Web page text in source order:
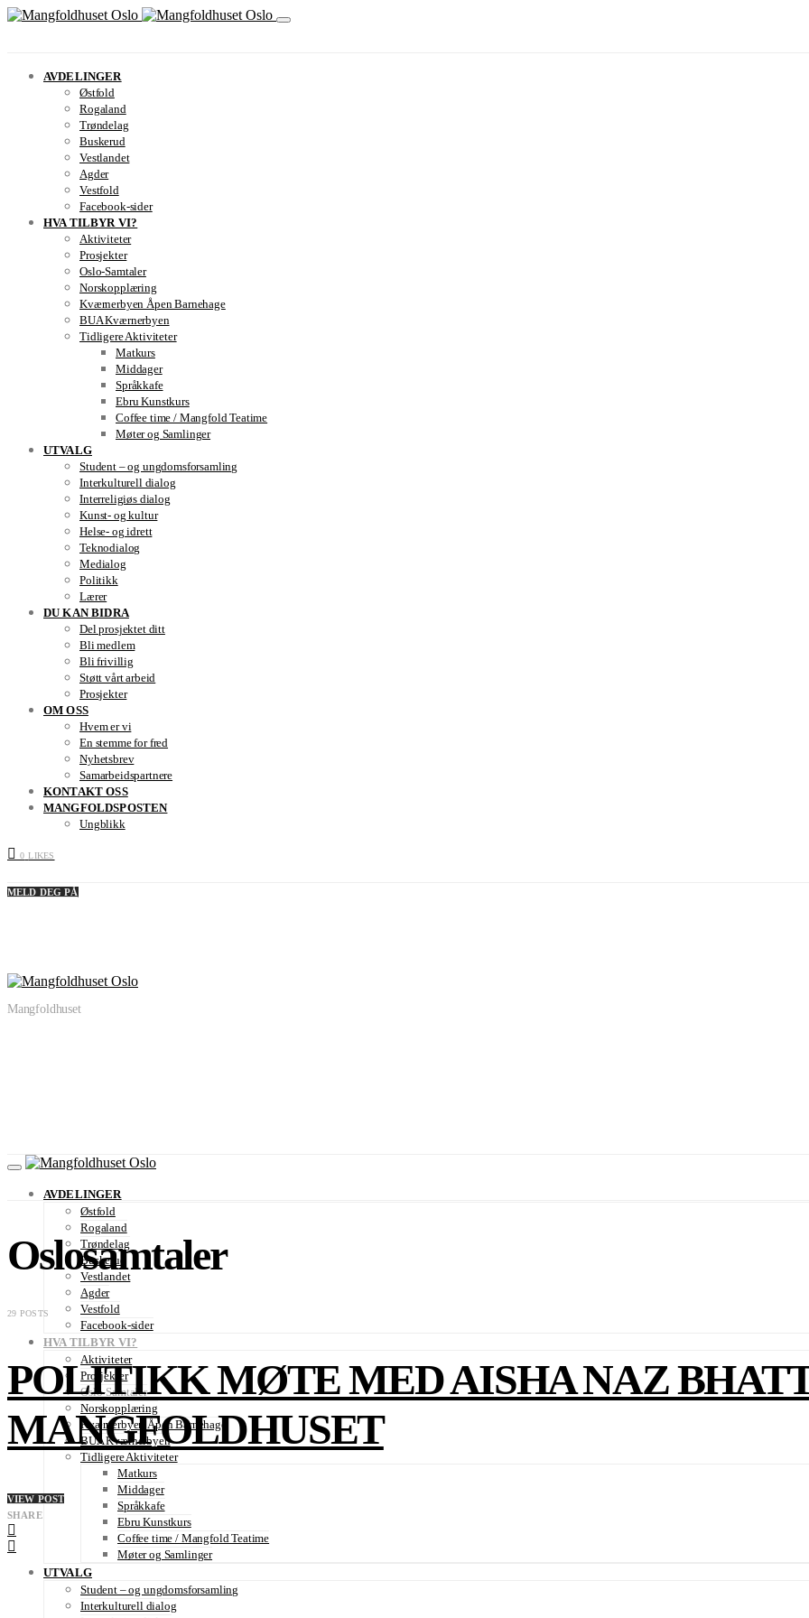
AVDELINGER
Østfold
Rogaland
Trøndelag
Buskerud
Vestlandet
Agder
Vestfold
Facebook-sider
HVA TILBYR VI?
Aktiviteter
Prosjekter
Oslo-Samtaler
Norskopplæring
Kværnerbyen Åpen Barnehage
BUA Kværnerbyen
Tidligere Aktiviteter
Matkurs
Middager
Språkkafe
Ebru Kunstkurs
Coffee time / Mangfold Teatime
Møter og Samlinger
UTVALG
Student – og ungdomsforsamling
Interkulturell dialog
Interreligiøs dialog
Kunst- og kultur
Helse- og idrett
Teknodialog
Medialog
Politikk
Lærer
DU KAN BIDRA
Del prosjektet ditt
Bli medlem
Bli frivillig
Støtt vårt arbeid
Prosjekter
OM OSS
Hvem er vi
En stemme for fred
Nyhetsbrev
Samarbeidspartnere
KONTAKT OSS
MANGFOLDSPOSTEN
Ungblikk
0 LIKES
MELD DEG PÅ
Mangfoldhuset
AVDELINGER
Østfold
Rogaland
Trøndelag
Buskerud
Vestlandet
Agder
Vestfold
Facebook-sider
HVA TILBYR VI?
Aktiviteter
Prosjekter
Oslo-Samtaler
Norskopplæring
Kværnerbyen Åpen Barnehage
BUA Kværnerbyen
Tidligere Aktiviteter
Matkurs
Middager
Språkkafe
Ebru Kunstkurs
Coffee time / Mangfold Teatime
Møter og Samlinger
UTVALG
Student – og ungdomsforsamling
Interkulturell dialog
Oslosamtaler
29 POSTS
POLITIKK MØTE MED AISHA NAZ
MANGFOLDHUSET
VIEW POST
SHARE